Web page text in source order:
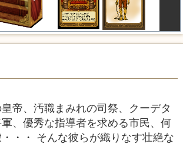
帝、汚職まみれの司祭、クーデタ
、優秀な指導者を求める市民、何
・・ そんな彼らが織りなす壮絶な